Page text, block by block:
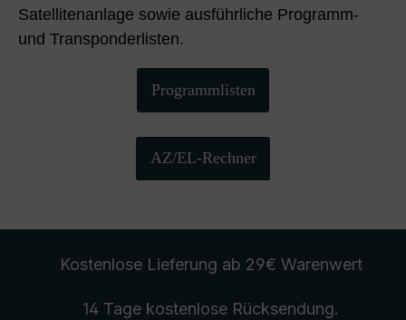
Satellitenanlage sowie ausführliche Programm-
und Transponderlisten.
Programmlisten
AZ/EL-Rechner
Kostenlose Lieferung ab 29€ Warenwert
14 Tage kostenlose Rücksendung.